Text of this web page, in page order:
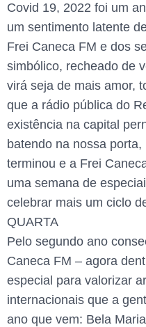
Covid 19, 2022 foi um
um sentimento latente
Frei Caneca FM e dos
simbólico, recheado de
virá seja de mais amor,
que a rádio pública do
existência na capital
batendo na nossa
terminou e a Frei
uma semana de
celebrar mais um ciclo
QUARTA
Pelo segundo ano
Caneca FM – agora
especial para valorizar
internacionais que a
ano que vem: Bela